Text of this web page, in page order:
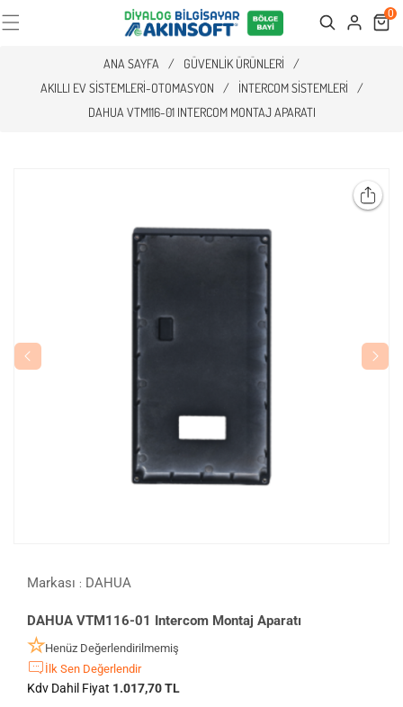
Search Cart
0
ANA SAYFA / GÜVENLIK ÜRÜNLERI
/
AKILLI EV SISTEMLERI-OTOMASYON
/ İNTERCOM SISTEMLERI
/
DAHUA VTM116-01 INTERCOM MONTAJ APARATI
Markası : DAHUA
DAHUA VTM116-01 Intercom Montaj Aparatı
Henüz Değerlendirilmemiş
İlk Sen Değerlendir
Kdv Dahil Fiyat 1.017,70 TL